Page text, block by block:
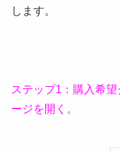
します。
ステップ1：購入希
ージを開く。